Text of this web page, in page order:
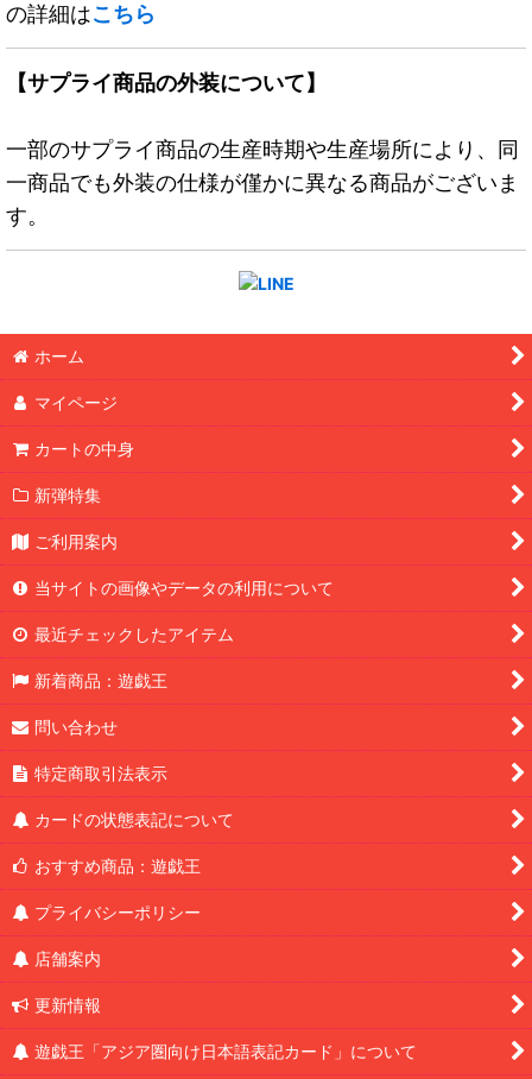
の詳細はこちら
【サプライ商品の外装について】
一部のサプライ商品の生産時期や生産場所により、同
一商品でも外装の仕様が僅かに異なる商品がございま
す。
ホーム
マイページ
カートの中身
新弾特集
ご利用案内
当サイトの画像やデータの利用について
最近チェックしたアイテム
新着商品：遊戯王
問い合わせ
特定商取引法表示
カードの状態表記について
おすすめ商品：遊戯王
プライバシーポリシー
店舗案内
更新情報
遊戯王「アジア圏向け日本語表記カード」について